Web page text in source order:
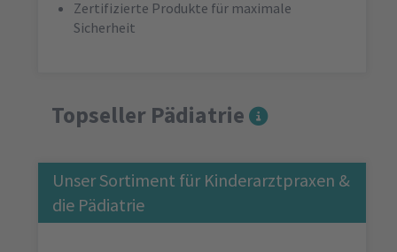
Zertifizierte Produkte für maximale
Sicherheit
Topseller Pädiatrie
Unser Sortiment für Kinderarztpraxen &
die Pädiatrie